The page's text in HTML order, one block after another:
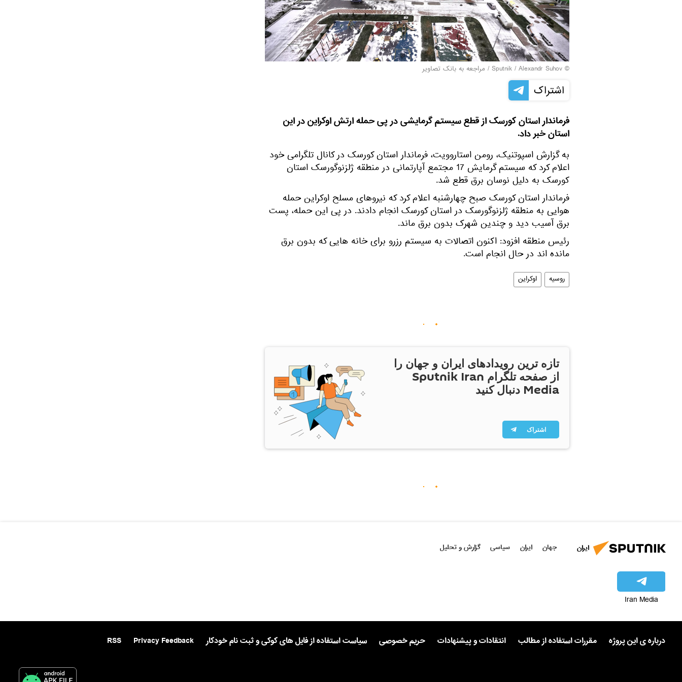
© Sputnik / Alexandr Suhov
/ مراجعه به بانک تصاویر
اشتراک
فرماندار استان کورسک از قطع سیستم گرمایشی در پی حمله ارتش اوکراین در این
استان خبر داد.
به گزارش اسپوتنیک، رومن استاروویت، فرماندار استان کورسک در کانال تلگرامی خود
اعلام کرد که سیستم گرمایش 17 مجتمع آپارتمانی در منطقه ژلزنوگورسک استان
کورسک به دلیل نوسان برق قطع شد.
فرماندار استان کورسک صبح چهارشنبه اعلام کرد که نیروهای مسلح اوکراین حمله
هوایی به منطقه ژلزنوگورسک در استان کورسک انجام دادند. در پی این حمله، پست
برق آسیب دید و چندین شهرک بدون برق ماند.
رئیس منطقه افزود: اکنون اتصالات به سیستم رزرو برای خانه هایی که بدون برق
مانده اند در حال انجام است.
روسیه اوکراین
تازه ترین رویدادهای ایران و جهان را
از صفحه تلگرام Sputnik Iran
Media دنبال کنید
اشتراک
ایران جهان ایران سیاسی گزارش و تحلیل
Iran Media
درباره ی این پروژه مقررات استفاده از مطالب انتقادات و پیشنهادات حریم خصوصی سیاست استفاده از فایل های کوکی و ثبت نام خودکار Privacy Feedback
RSS